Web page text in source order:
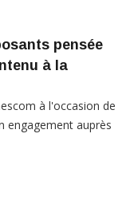
pensée
à la
à l'occasion de
engagement auprès